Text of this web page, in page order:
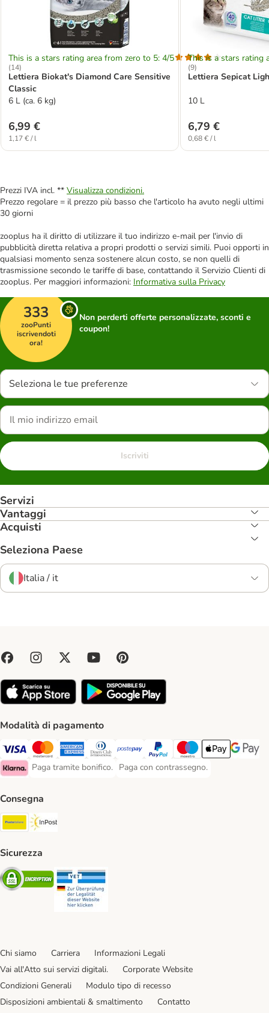
This is a stars rating area from zero to 5: 4/5
(14)
Lettiera Biokat's Diamond Care Sensitive
Classic
6 L (ca. 6 kg)
6,99 €
1,17 € / l
This is a stars rating
(9)
Lettiera Sepicat
10 L
6,79 €
0,68 € / l
Prezzi IVA incl. ** Visualizza condizioni.
Prezzo regolare = il prezzo più basso che l'articolo ha avuto negli ultimi
30 giorni
zooplus ha il diritto di utilizzare il tuo indirizzo e-mail per l'invio di
pubblicità diretta relativa a propri prodotti o servizi simili. Puoi opporti in
qualsiasi momento senza sostenere alcun costo, se non quelli di
trasmissione secondo le tariffe di base, contattando il Servizio Clienti di
zooplus. Per maggiori informazioni: Informativa sulla Privacy
333
zooPunti
iscrivendoti
ora!
Non perderti offerte personalizzate, sconti e
coupon!
Seleziona le tue preferenze
Iscriviti
Servizi
Vantaggi
Acquisti
Seleziona Paese
Italia / it
Modalità di pagamento
Paga con Visa. Payment Method
Paga con Mastercard. Payment Method
Paga con American Express. Payment Method
Paga con Diners Club. Payment Method
Paga con Postepay. Payment Method
Paga con PayPal. Payment
Paga con Maestro.
Apple PayGoogle
Klarna Payment Method
Paga tramite bonifico.
Paga tramite bonifico. Payment Method
Paga con contrassegno.
Paga con contrassegno. Payment
Consegna
Poste Italiane. Shipping Method
Sicurezza
Security
Chi siamo Carriera
Informazioni Legali
Vai all'Atto sui servizi digitali.
Corporate Website
Condizioni Generali
Modulo tipo di recesso
Disposizioni ambientali & smaltimento
Contatto